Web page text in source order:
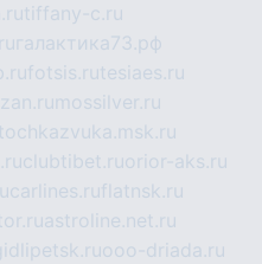
tiffany-c.ru
галактика73.рф
fotsis.rutesiaes.ru
mossilver.ru
tochkazvuka.msk.ru
clubtibet.ruorior-aks.ru
carlines.ruflatnsk.ru
astroline.net.ru
ooo-driada.ru